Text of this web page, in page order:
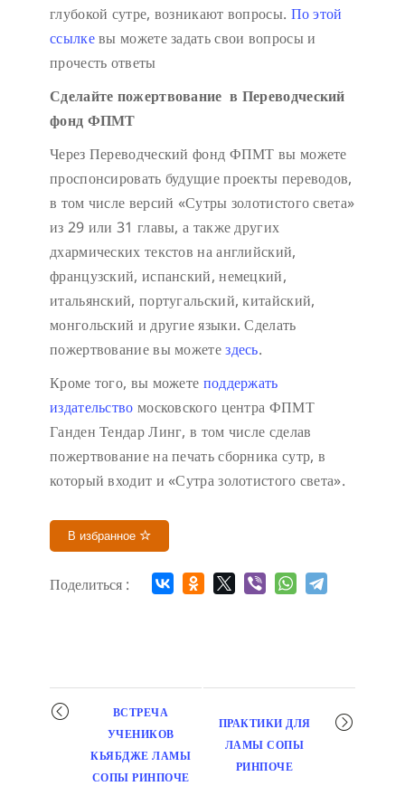
глубокой сутре, возникают вопросы. По этой
ссылкевы можете задать свои вопросы и
прочесть ответы
Сделайте пожертвование в Переводческий
фонд ФПМТ
Через Переводческий фонд ФПМТ вы можете
проспонсировать будущие проекты переводов,
в том числе версий «Сутры золотистого света»
из 29 или 31 главы, а также других
дхармических текстов на английский,
французский, испанский, немецкий,
итальянский, португальский, китайский,
монгольский и другие языки. Сделать
пожертвование вы можетездесь.
Кроме того, вы можете поддержать
издательство московского центра ФПМТ
Ганден Тендар Линг, в том числе сделав
пожертвование на печать сборника сутр, в
который входит и «Сутра золотистого света».
В избранное
Поделиться :
Мероприятие
навигация
ВСТРЕЧА
УЧЕНИКОВ
КЬЯБДЖЕ ЛАМЫ
СОПЫ РИНПОЧЕ
ПРАКТИКИ ДЛЯ
ЛАМЫ СОПЫ
РИНПОЧЕ